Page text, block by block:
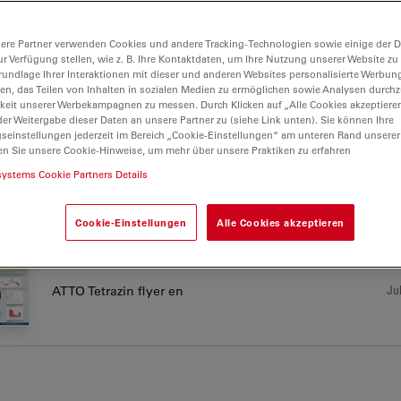
ATTO DBCO Derivates flyer en
ATTO Phospholipids flyer en
ATTO Tetrazin flyer en
Partner verwenden Cookies und andere Tracking-Technologien sowie einige der
Verfügung stellen, wie z. B. Ihre Kontaktdaten, um Ihre Nutzung unserer Website
Ihrer Interaktionen mit dieser und anderen Websites personalisierte
das Teilen von Inhalten in sozialen Medien zu ermöglichen sowie Analysen
unserer Werbekampagnen zu messen. Durch Klicken auf „Alle Cookies
Weitergabe dieser Daten an unsere Partner zu (siehe Link unten). Sie können Ihre
jederzeit im Bereich „Cookie-Einstellungen“ am unteren Rand
Sie unsere Cookie-Hinweise, um mehr über unsere Praktiken zu erfahren
Cookie Partners Details
Cookie-Einstellungen Alle Cookies akzeptieren